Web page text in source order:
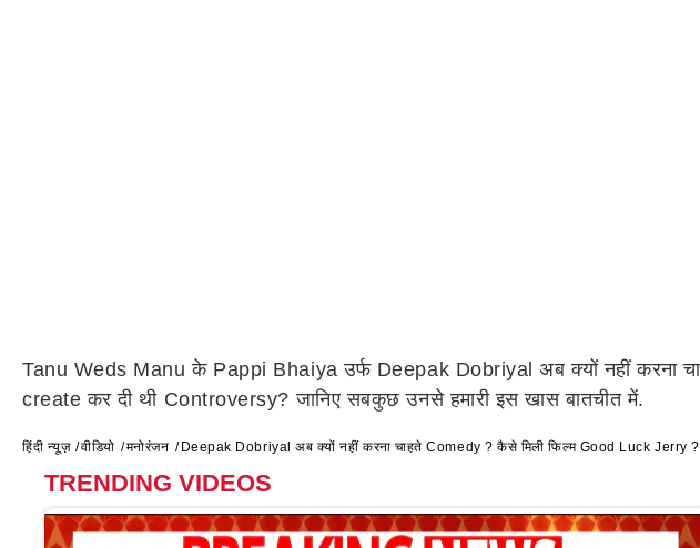
Tanu Weds Manu के Pappi Bhaiya उर्फ Deepak Dobriyal अब क्यों नहीं करना
create कर दी थी Controversy? जानिए सबकुछ उनसे हमारी इस खास बातचीत में.
हिंदी न्यूज़ वीडियो मनोरंजन Deepak Dobriyal अब क्यों नहीं करना चाहते Comedy ? कैसे मिली फिल्म Good Luck Jerry
TRENDING VIDEOS